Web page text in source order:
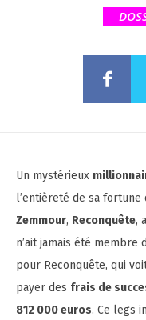
Un mystérieux
l’entièreté de sa fortune
Zemmour, Reconquête,
n’ait jamais été
pour Reconquête, qui
payer des frais de
812 000 euros. Ce legs